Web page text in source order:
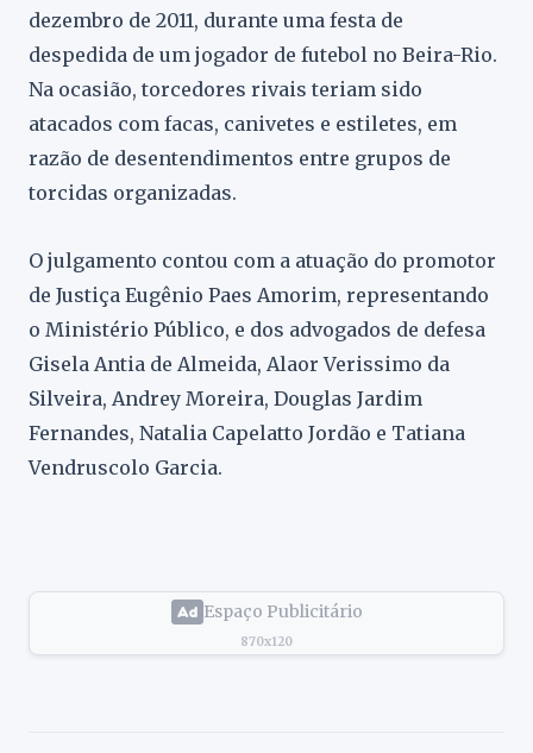
dezembro de 2011, durante uma festa de
despedida de um jogador de futebol no Beira-Rio.
Na ocasião, torcedores rivais teriam sido
atacados com facas, canivetes e estiletes, em
razão de desentendimentos entre grupos de
torcidas organizadas.
O julgamento contou com a atuação do promotor
de Justiça Eugênio Paes Amorim, representando
o Ministério Público, e dos advogados de defesa
Gisela Antia de Almeida, Alaor Verissimo da
Silveira, Andrey Moreira, Douglas Jardim
Fernandes, Natalia Capelatto Jordão e Tatiana
Vendruscolo Garcia.
Espaço Publicitário
870x120